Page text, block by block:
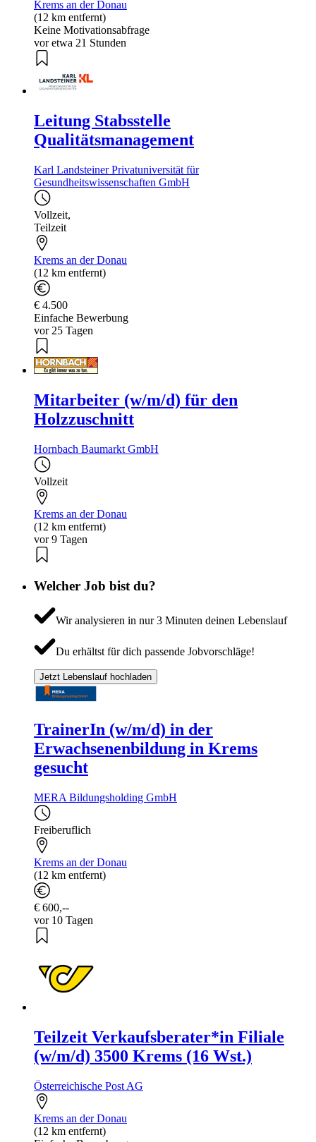
Krems an der Donau
(12 km entfernt)
Keine Motivationsabfrage
vor etwa 21 Stunden
Leitung Stabsstelle
Qualitätsmanagement
Karl Landsteiner Privatuniversität für
Gesundheitswissenschaften GmbH
Vollzeit,
Teilzeit
Krems an der Donau
(12 km entfernt)
€ 4.500
Einfache Bewerbung
vor 25 Tagen
Mitarbeiter (w/m/d) für den
Holzzuschnitt
Hornbach Baumarkt GmbH
Vollzeit
Krems an der Donau
(12 km entfernt)
vor 9 Tagen
Welcher Job bist du?
Wir analysieren in nur 3 Minuten deinen Lebenslauf
Du erhältst für dich passende Jobvorschläge!
Jetzt Lebenslauf hochladen
TrainerIn (w/m/d) in der
Erwachsenenbildung in Krems
gesucht
MERA Bildungsholding GmbH
Freiberuflich
Krems an der Donau
(12 km entfernt)
€ 600,--
vor 10 Tagen
Teilzeit Verkaufsberater*in Filiale
(w/m/d) 3500 Krems (16 Wst.)
Österreichische Post AG
Krems an der Donau
(12 km entfernt)